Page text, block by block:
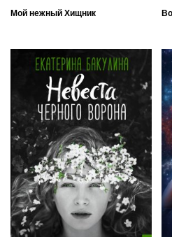
Мой нежный Хищник